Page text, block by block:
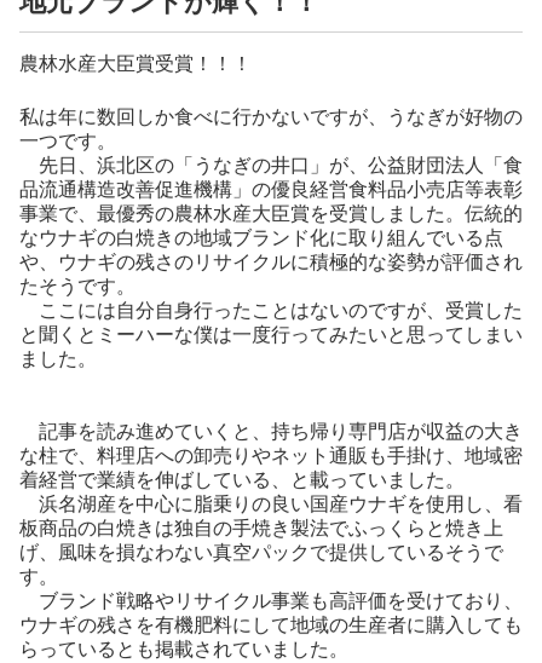
農林水産大臣賞受賞！！！
私は年に数回しか食べに行かないですが、うなぎが好物の
一つです。
先日、浜北区の「うなぎの井口」が、公益財団法人「食
品流通構造改善促進機構」の優良経営食料品小売店等表彰
事業で、最優秀の農林水産大臣賞を受賞しました。伝統的
なウナギの白焼きの地域ブランド化に取り組んでいる点
や、ウナギの残さのリサイクルに積極的な姿勢が評価され
たそうです。
ここには自分自身行ったことはないのですが、受賞した
と聞くとミーハーな僕は一度行ってみたいと思ってしまい
ました。
記事を読み進めていくと、持ち帰り専門店が収益の大き
な柱で、料理店への卸売りやネット通販も手掛け、地域密
着経営で業績を伸ばしている、と載っていました。
浜名湖産を中心に脂乗りの良い国産ウナギを使用し、看
板商品の白焼きは独自の手焼き製法でふっくらと焼き上
げ、風味を損なわない真空パックで提供しているそうで
す。
ブランド戦略やリサイクル事業も高評価を受けており、
ウナギの残さを有機肥料にして地域の生産者に購入しても
らっているとも掲載されていました。